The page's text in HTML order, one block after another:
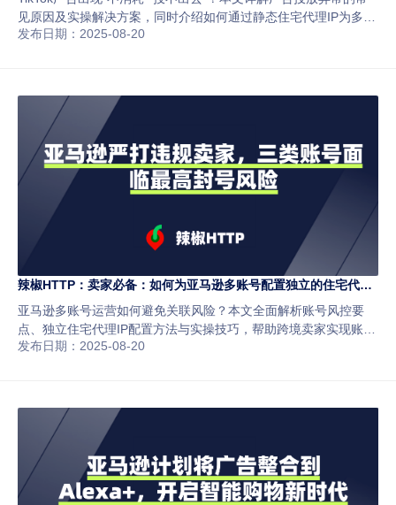
见原因及实操解决方案，同时介绍如何通过静态住宅代理IP为多账
户提供独立网络环境，提升广告投放稳定性和数据准确性。
发布日期：2025-08-20
辣椒HTTP：卖家必备：如何为亚马逊多账号配置独立的住宅代理
IP？防关联终极指南。
亚马逊多账号运营如何避免关联风险？本文全面解析账号风控要
点、独立住宅代理IP配置方法与实操技巧，帮助跨境卖家实现账号
隔离、稳定运营及提升广告投放效果。
发布日期：2025-08-20